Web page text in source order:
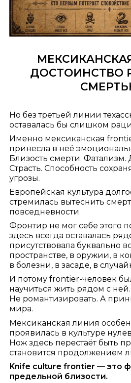
ДОСТОИНСТВО
Но без третьей линии
оставалась бы слишком
Именно мексиканская
принесла в неё
Близость смерти. Фатализм.
Страсть. Способность
угрозы.
Европейская культура
стремилась вытеснить
повседневности.
Фронтир не мог себе этого
здесь всегда оставалась
присутствовала буквально
пространстве, в оружии, в
в болезни, в засаде, в
И потому frontier-человек
научиться жить рядом с
Не романтизировать. А
мира.
Мексиканская линия
проявилась в культуре
Нож здесь перестаёт быть
становится продолжением
Knife culture frontier — это
предельной близости.